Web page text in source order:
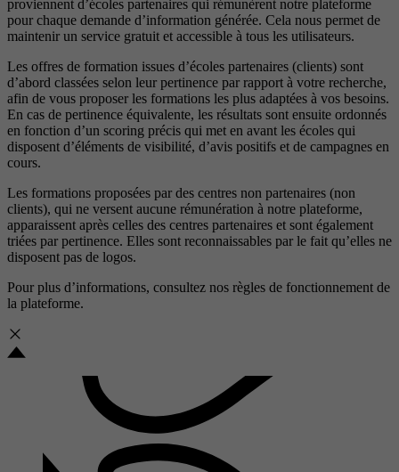
proviennent d’écoles partenaires qui rémunèrent notre plateforme
pour chaque demande d’information générée. Cela nous permet de
maintenir un service gratuit et accessible à tous les utilisateurs.
Les offres de formation issues d’écoles partenaires (clients) sont
d’abord classées selon leur pertinence par rapport à votre recherche,
afin de vous proposer les formations les plus adaptées à vos besoins.
En cas de pertinence équivalente, les résultats sont ensuite ordonnés
en fonction d’un scoring précis qui met en avant les écoles qui
disposent d’éléments de visibilité, d’avis positifs et de campagnes en
cours.
Les formations proposées par des centres non partenaires (non
clients), qui ne versent aucune rémunération à notre plateforme,
apparaissent après celles des centres partenaires et sont également
triées par pertinence. Elles sont reconnaissables par le fait qu’elles ne
disposent pas de logos.
Pour plus d’informations, consultez nos règles de fonctionnement de
la plateforme.